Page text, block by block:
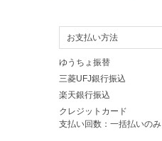
お支払い方法
ゆうちょ振替
三菱UFJ銀行振込
楽天銀行振込
クレジットカード
支払い回数：一括払いのみ